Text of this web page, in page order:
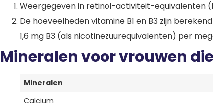
Weergegeven in retinol-activiteit-equivalenten
De hoeveelheden vitamine B1 en B3 zijn
1,6 mg B3 (als nicotinezuurequivalenten) per
Mineralen voor vrouwen
Mineralen
Calcium